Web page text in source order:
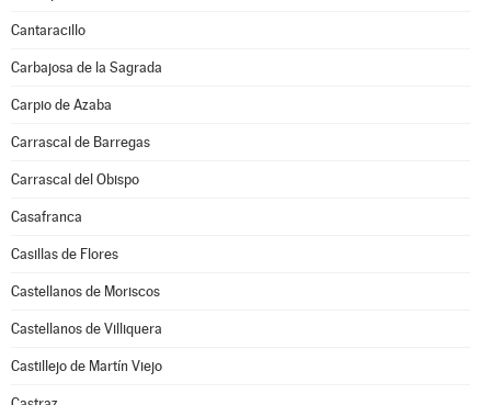
Cantaracillo
Carbajosa de la Sagrada
Carpio de Azaba
Carrascal de Barregas
Carrascal del Obispo
Casafranca
Casillas de Flores
Castellanos de Moriscos
Castellanos de Villiquera
Castillejo de Martín Viejo